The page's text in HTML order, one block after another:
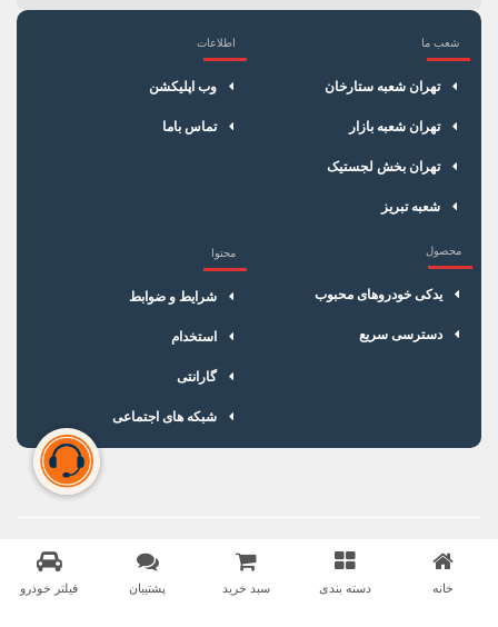
خانه دسته بندی سبد خرید پشتیبان فیلتر خودرو
شعب ما
تهران شعبه ستارخان
تهران شعبه بازار
تهران بخش لجستیک
شعبه تبریز
اطلاعات
وب اپلیکشن
تماس باما
محصول
یدکی خودروهای محبوب
دسترسی سریع
محتوا
شرایط و ضوابط
استخدام
گارانتی
شبکه های اجتماعی
×